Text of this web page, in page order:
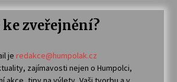
zveřejnění?
je redakce@humpolak.cz
zajímavosti nejen o Humpolci,